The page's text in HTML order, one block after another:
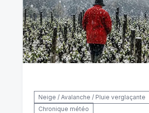
Neige / Avalanche / Pluie verglaçante
Chronique météo